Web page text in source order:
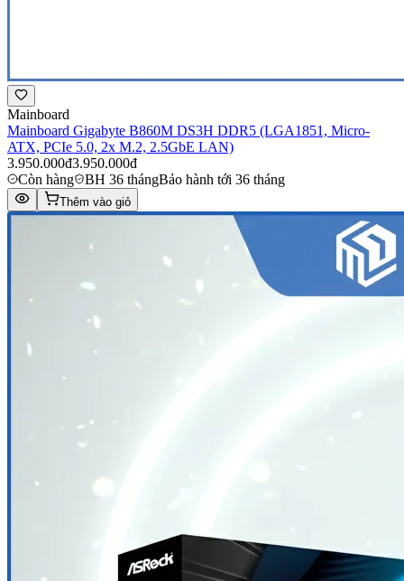
Mainboard
Mainboard Gigabyte B860M DS3H DDR5 (LGA1851, Micro-
ATX, PCIe 5.0, 2x M.2, 2.5GbE LAN)
3.950.000đ3.950.000đ
Còn hàng
BH 36 thángBảo hành tới 36 tháng
Thêm vào giỏ